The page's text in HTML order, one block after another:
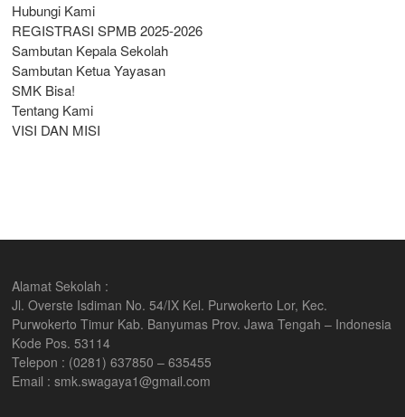
Hubungi Kami
REGISTRASI SPMB 2025-2026
Sambutan Kepala Sekolah
Sambutan Ketua Yayasan
SMK Bisa!
Tentang Kami
VISI DAN MISI
Alamat Sekolah :
Jl. Overste Isdiman No. 54/IX Kel. Purwokerto Lor, Kec.
Purwokerto Timur Kab. Banyumas Prov. Jawa Tengah – Indonesia
Kode Pos. 53114
Telepon : (0281) 637850 – 635455
Email : smk.swagaya1@gmail.com